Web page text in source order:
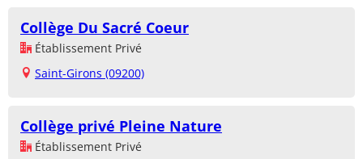
Collège Du Sacré Coeur
Établissement Privé
Saint-Girons (09200)
Collège privé Pleine Nature
Établissement Privé